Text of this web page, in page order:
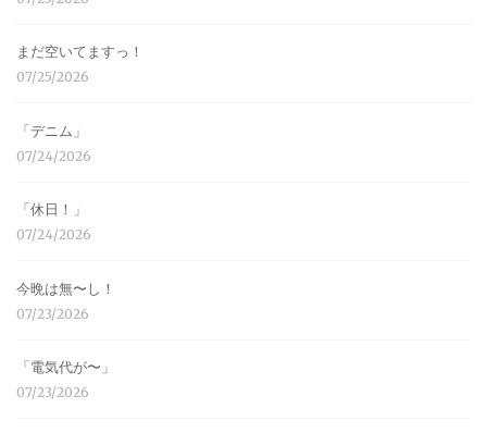
まだ空いてますっ！
07/25/2026
「デニム」
07/24/2026
「休日！」
07/24/2026
今晩は無〜し！
07/23/2026
「電気代が〜」
07/23/2026